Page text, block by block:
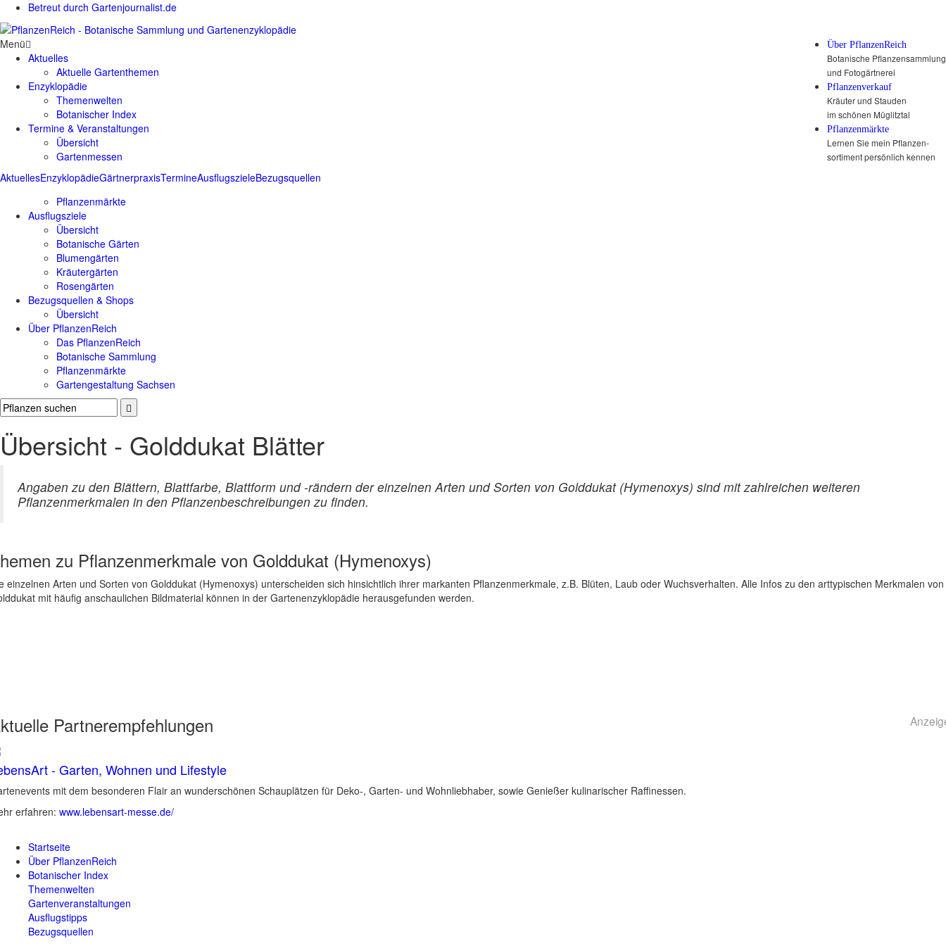
Betreut durch Gartenjournalist.de
Über PflanzenReich
Botanische Pflanzensammlung
und Fotogärtnerei
Pflanzenverkauf
Kräuter und Stauden
im schönen Müglitztal
Pflanzenmärkte
Lernen Sie mein Pflanzen-
sortiment persönlich kennen
AktuellesEnzyklopädieGärtnerpraxisTermineAusflugszieleBezugsquellen
Menü
Aktuelles
Aktuelle Gartenthemen
Enzyklopädie
Themenwelten
Botanischer Index
Termine & Veranstaltungen
Übersicht
Gartenmessen
Pflanzenmärkte
Ausflugsziele
Übersicht
Botanische Gärten
Blumengärten
Kräutergärten
Rosengärten
Bezugsquellen & Shops
Übersicht
Über PflanzenReich
Das PflanzenReich
Botanische Sammlung
Pflanzenmärkte
Gartengestaltung Sachsen
Übersicht - Golddukat Blätter
Angaben zu den Blättern, Blattfarbe, Blattform und -rändern der einzelnen Arten und Sorten von Golddukat (Hymenoxys) sind mit zahlreichen weiteren
Pflanzenmerkmalen in den Pflanzenbeschreibungen zu finden.
zu Pflanzenmerkmale von Golddukat (Hymenoxys)
einzelnen Arten und Sorten von Golddukat (Hymenoxys) unterscheiden sich hinsichtlich ihrer markanten Pflanzenmerkmale, z.B. Blüten, Laub oder Wuchsverhalten. Alle Infos zu den arttypischen Merkmalen von
mit häufig anschaulichen Bildmaterial können in der Gartenenzyklopädie herausgefunden werden.
Partnerempfehlungen
- Garten, Wohnen und Lifestyle
mit dem besonderen Flair an wunderschönen Schauplätzen für Deko-, Garten- und Wohnliebhaber, sowie Genießer kulinarischer Raffinessen.
erfahren: www.lebensart-messe.de/
Startseite
Über PflanzenReich
Botanischer Index
Themenwelten
Gartenveranstaltungen
Ausflugstipps
Bezugsquellen